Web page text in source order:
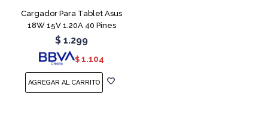
Cargador Para Tablet Asus
18W 15V 1.20A 40 Pines
$ 1.299
$ 1.104